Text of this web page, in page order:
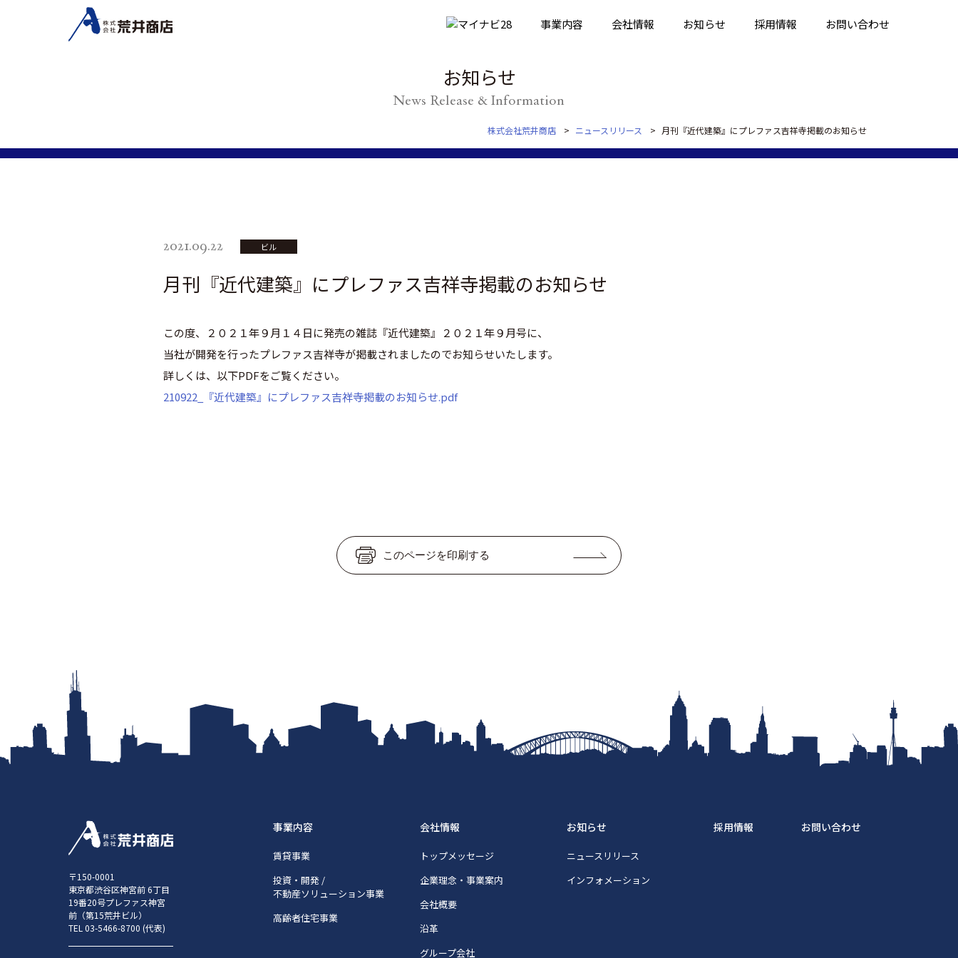
事業内容 会社情報 お知らせ 採用情報 お問い合わせ
お知らせ
News Release & Information
株式会社荒井商店 ニュースリリース 月刊『近代建築』にプレファス吉祥寺掲載のお知らせ
2021.09.22 ビル
月刊『近代建築』にプレファス吉祥寺掲載のお知らせ
この度、２０２１年９月１４日に発売の雑誌『近代建築』２０２１年９月号に、
当社が開発を行ったプレファス吉祥寺が掲載されましたのでお知らせいたします。
詳しくは、以下PDFをご覧ください。
210922_『近代建築』にプレファス吉祥寺掲載のお知らせ.pdf
このページを印刷する
事業内容
賃貸事業
投資・開発 /
不動産ソリューション事業
高齢者住宅事業
会社情報
トップメッセージ
企業理念・事業案内
会社概要
沿革
グループ会社
お知らせ
ニュースリリース
インフォメーション
採用情報 お問い合わせ
〒150-0001
東京都渋谷区神宮前 6丁目
19番20号プレファス神宮
前（第15荒井ビル）
TEL 03-5466-8700 (代表)